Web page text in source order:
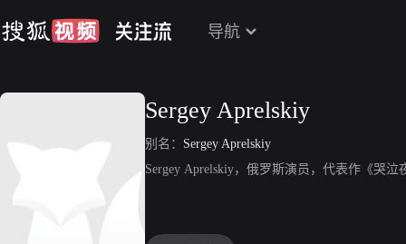
导航
Sergey Aprelskiy
别名： Sergey Aprelskiy
Sergey Aprelskiy，俄罗斯演员，代表作《哭泣